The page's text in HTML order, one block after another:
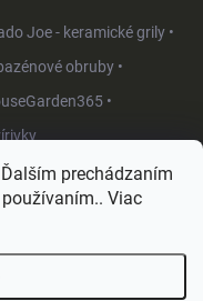
prechádzaním
Viac
Joe - keramické grily •
obruby •
•